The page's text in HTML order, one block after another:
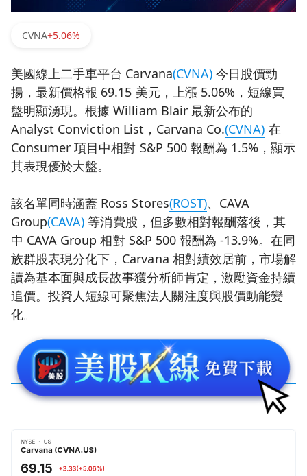
CVNA+5.06%
美國線上二手車平台 Carvana(CVNA)今日股價勁
揚，最新價格報 69.15 美元，上漲 5.06%，短線買
盤明顯湧現。根據 William Blair 最新公布的
Analyst Conviction List，Carvana Co.(CVNA) 在
Consumer 項目中相對 S&P 500 報酬為 1.5%，顯示
其表現優於大盤。
該名單同時涵蓋 Ross Stores(ROST)、CAVA
Group(CAVA) 等消費股，但多數相對報酬落後，其
中 CAVA Group 相對 S&P 500 報酬為 -13.9%。在同
族群股表現分化下，Carvana 相對績效居前，市場解
讀為基本面與成長故事獲分析師肯定，激勵資金持續
追價。投資人短線可聚焦法人關注度與股價動能變
化。